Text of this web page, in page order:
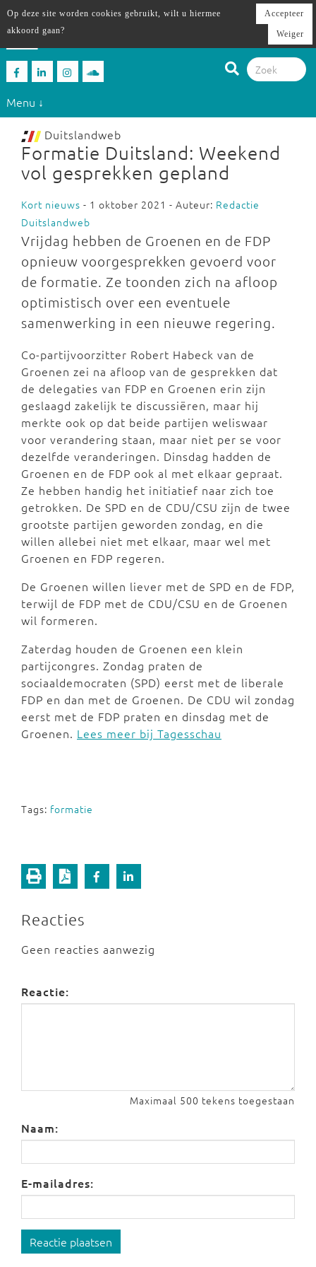
Menu ↓
Duitslandweb
Formatie Duitsland: Weekend
vol gesprekken gepland
Kort nieuws - 1 oktober 2021 - Auteur: Redactie
Duitslandweb
Vrijdag hebben de Groenen en de FDP
opnieuw voorgesprekken gevoerd voor
de formatie. Ze toonden zich na afloop
optimistisch over een eventuele
samenwerking in een nieuwe regering.
Co-partijvoorzitter Robert Habeck van de
Groenen zei na afloop van de gesprekken dat
de delegaties van FDP en Groenen erin zijn
geslaagd zakelijk te discussiëren, maar hij
merkte ook op dat beide partijen weliswaar
voor verandering staan, maar niet per se voor
dezelfde veranderingen. Dinsdag hadden de
Groenen en de FDP ook al met elkaar gepraat.
Ze hebben handig het initiatief naar zich toe
getrokken. De SPD en de CDU/CSU zijn de twee
grootste partijen geworden zondag, en die
willen allebei niet met elkaar, maar wel met
Groenen en FDP regeren.
De Groenen willen liever met de SPD en de FDP,
terwijl de FDP met de CDU/CSU en de Groenen
wil formeren.
Zaterdag houden de Groenen een klein
partijcongres. Zondag praten de
sociaaldemocraten (SPD) eerst met de liberale
FDP en dan met de Groenen. De CDU wil zondag
eerst met de FDP praten en dinsdag met de
Groenen. Lees meer bij Tagesschau
Tags: formatie
Reacties
Geen reacties aanwezig
Reactie:
Maximaal 500 tekens toegestaan
Naam:
E-mailadres:
Reactie plaatsen
Op deze site worden cookies gebruikt, wilt u hiermee
akkoord gaan?
Accepteer
Weiger